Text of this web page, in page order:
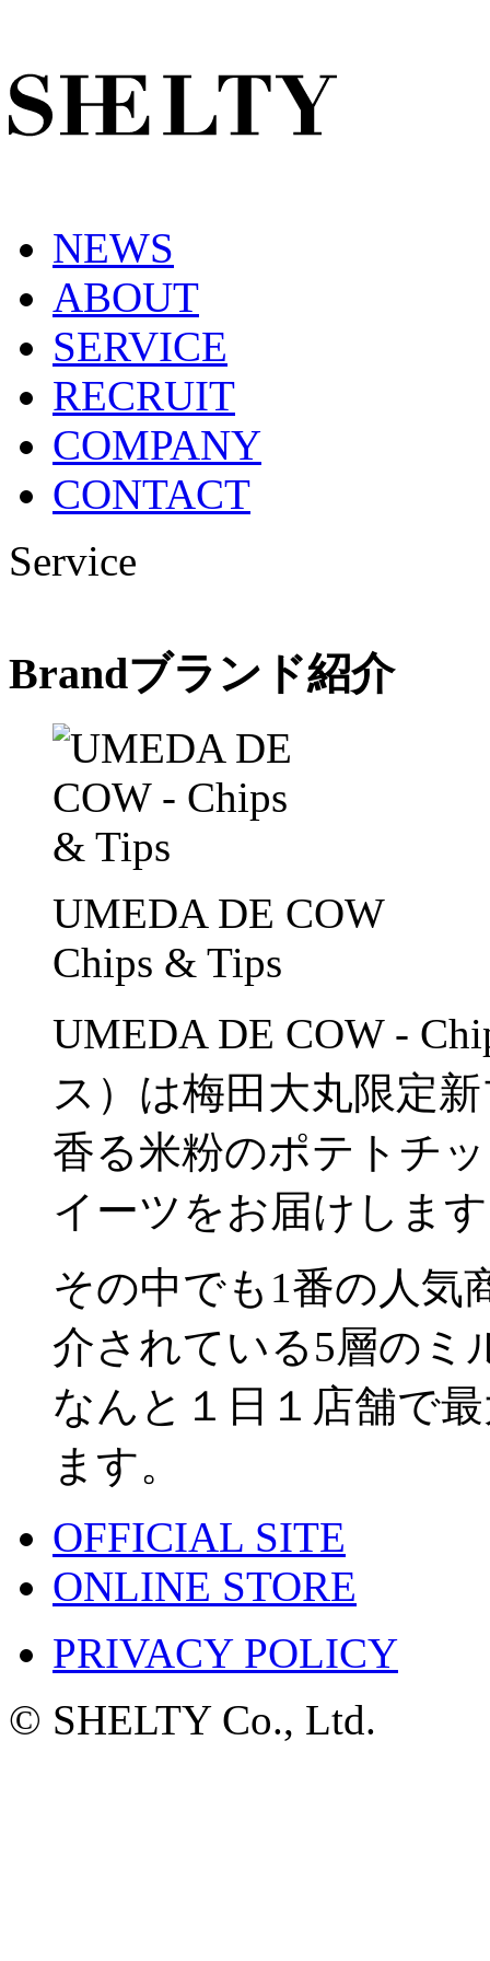
NEWS
ABOUT
SERVICE
RECRUIT
COMPANY
CONTACT
Service
Brandブランド紹介
UMEDA DE COW
Chips & Tips
UMEDA DE COW -
ス）は梅田大丸限定
香る米粉のポテトチ
イーツをお届けしま
その中でも1番の人気
介されている5層のミ
なんと１日１店舗で
ます。
OFFICIAL SITE
ONLINE STORE
PRIVACY POLICY
© SHELTY Co., Ltd.